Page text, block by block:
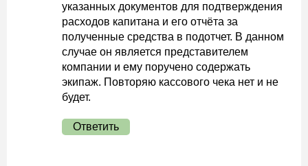
указанных документов для подтверждения
расходов капитана и его отчёта за
полученные средства в подотчет. В данном
случае он является представителем
компании и ему поручено содержать
экипаж. Повторяю кассового чека нет и не
будет.
Ответить